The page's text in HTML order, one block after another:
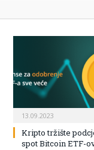
13.09.2023
Kripto tržište
spot Bitcoin ETF-